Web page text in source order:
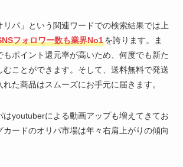
リパ」という関連ワードでの検索結果では上
フォロワー数も業界No1を誇ります。ま
もポイント還元率が高いため、何度でも新た
むことができます。そして、送料無料で発送
た商品はスムーズにお手元に届きます。
はyoutuberによる動画アップも増えてきてお
カードのオリパ市場は年々右肩上がりの傾向